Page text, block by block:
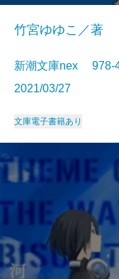
竹宮ゆゆこ／著
新潮文庫nex
2021/03/27
文庫電子書籍あり